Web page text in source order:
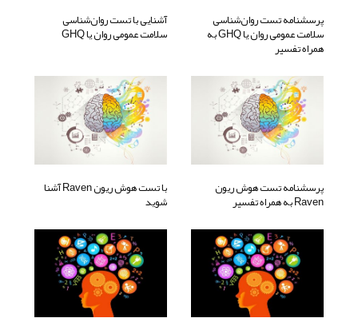
پرسشنامه تست روان‌شناسی
سلامت عمومی روان یا GHQ به
همراه تفسیر
آشنایی با تست روان‌شناسی
سلامت عمومی روان یا GHQ
پرسشنامه تست هوش ریون
Raven به همراه تفسیر
با تست هوش ریون Raven آشنا
شوید